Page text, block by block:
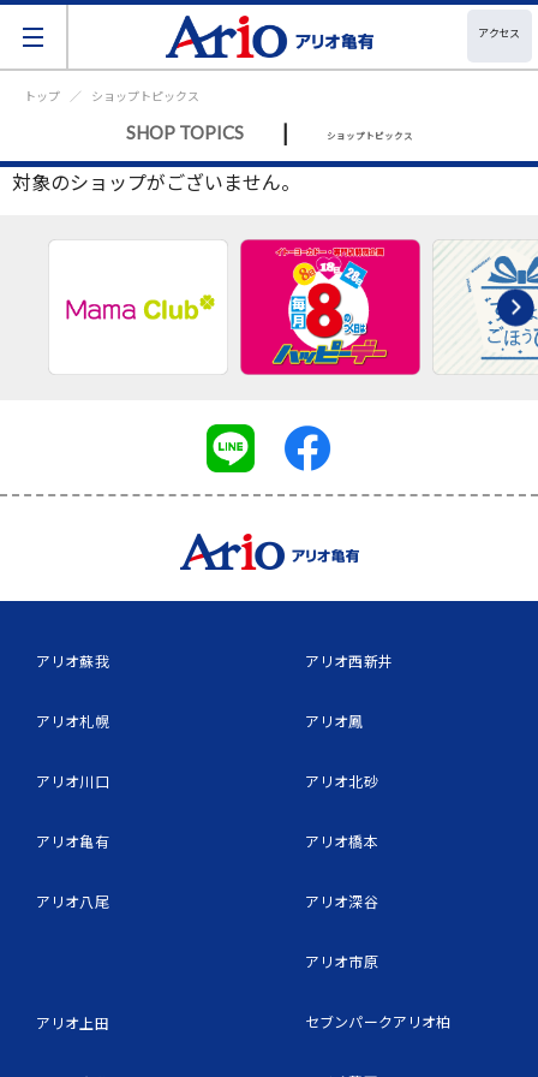
アクセス
トップ ショップトピックス
SHOP TOPICS | ショップトピックス
対象のショップがございません。
アリオ蘇我
アリオ札幌
アリオ川口
アリオ亀有
アリオ八尾
アリオ上田
アリオ西新井
アリオ鳳
アリオ北砂
アリオ橋本
アリオ深谷
アリオ市原
セブンパークアリオ柏